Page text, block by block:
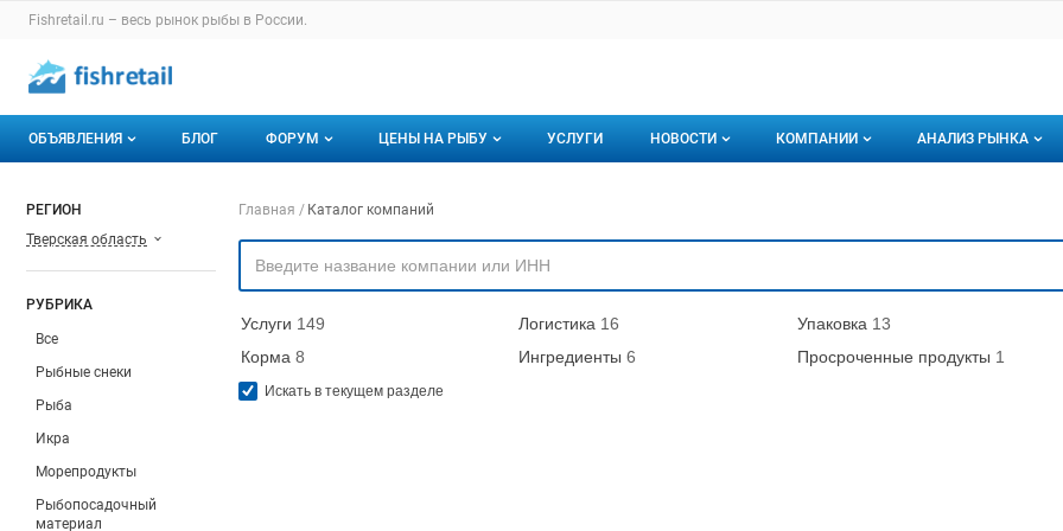
Раздел навигации по сайту fishretail.ru
Fishretail.ru – весь рынок рыбы в России.
Авторизация и меню пользователя
Навигация по разделам сайта fishretail.ru
ОБЪЯВЛЕНИЯ
Горячее предложение
БЛОГ ФОРУМ
Избранные
С моим участием
ЦЕНЫ НА РЫБУ
Актуальные мониторинги
Динамика цен
УСЛУГИ НОВОСТИ КОМПАНИИ
О каталоге компаний
Премиум размещение
АНАЛИЗ РЫНКА
Подписаться на
РЕГИОН
Тверская область
РУБРИКА
Все
Рыбные снеки
Рыба
Икра
Морепродукты
Рыбопосадочный
материал
Навигация по компаниям
Главная Каталог компаний
Услуги 149 Логистика 16 Упаковка 13
Корма 8 Ингредиенты 6 Просроченные продукты 1
Искать в текущем разделе